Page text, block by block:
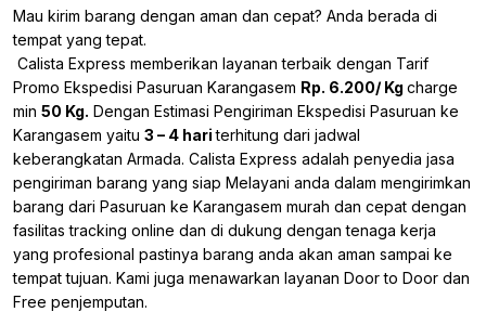
Mau kirim barang dengan aman dan cepat? Anda berada di
tempat yang tepat.
Calista Express memberikan layanan terbaik dengan Tarif
Promo Ekspedisi Pasuruan Karangasem Rp. 6.200/ Kg charge
min 50 Kg. Dengan Estimasi Pengiriman Ekspedisi Pasuruan ke
Karangasem yaitu 3 – 4 hariterhitung dari jadwal
keberangkatan Armada. Calista Express adalah penyedia jasa
pengiriman barang yang siap Melayani anda dalam mengirimkan
barang dari Pasuruan ke Karangasem murah dan cepat dengan
fasilitas tracking online dan di dukung dengan tenaga kerja
yang profesional pastinya barang anda akan aman sampai ke
tempat tujuan. Kami juga menawarkan layanan Door to Door dan
Free penjemputan.